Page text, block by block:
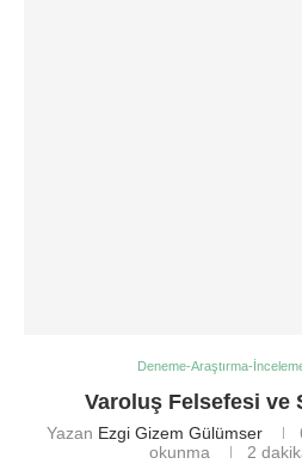
Deneme-Araştırma-
Varoluş Felsefesi ve
Yazan Ezgi Gizem Gülümser
okunma
2